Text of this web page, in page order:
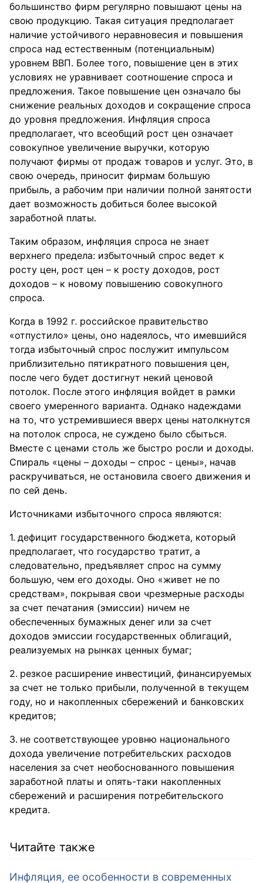
большинство фирм регулярно повышают цены на
свою продукцию. Такая ситуация предполагает
наличие устойчивого неравновесия и повышения
спроса над естественным (потенциальным)
уровнем ВВП. Более того, повышение цен в этих
условиях не уравнивает соотношение спроса и
предложения. Такое повышение цен означало бы
снижение реальных доходов и сокращение спроса
до уровня предложения. Инфляция спроса
предполагает, что всеобщий рост цен означает
совокупное увеличение выручки, которую
получают фирмы от продаж товаров и услуг. Это, в
свою очередь, приносит фирмам большую
прибыль, а рабочим при наличии полной занятости
дает возможность добиться более высокой
заработной платы.
Таким образом, инфляция спроса не знает
верхнего предела: избыточный спрос ведет к
росту цен, рост цен – к росту доходов, рост
доходов – к новому повышению совокупного
спроса.
Когда в 1992 г. российское правительство
«отпустило» цены, оно надеялось, что имевшийся
тогда избыточный спрос послужит импульсом
приблизительно пятикратного повышения цен,
после чего будет достигнут некий ценовой
потолок. После этого инфляция войдет в рамки
своего умеренного варианта. Однако надеждами
на то, что устремившиеся вверх цены натолкнутся
на потолок спроса, не суждено было сбыться.
Вместе с ценами столь же быстро росли и доходы.
Спираль «цены – доходы – спрос - цены», начав
раскручиваться, не остановила своего движения и
по сей день.
Источниками избыточного спроса являются:
дефицит государственного бюджета, который
предполагает, что государство тратит, а
следовательно, предъявляет спрос на сумму
большую, чем его доходы. Оно «живет не по
средствам», покрывая свои чрезмерные расходы
за счет печатания (эмиссии) ничем не
обеспеченных бумажных денег или за счет
доходов эмиссии государственных облигаций,
реализуемых на рынках ценных бумаг;
резкое расширение инвестиций, финансируемых
за счет не только прибыли, полученной в текущем
году, но и накопленных сбережений и банковских
кредитов;
не соответствующее уровню национального
дохода увеличение потребительских расходов
населения за счет необоснованного повышения
заработной платы и опять-таки накопленных
сбережений и расширения потребительского
кредита.
Читайте также
Инфляция, ее особенности в современных